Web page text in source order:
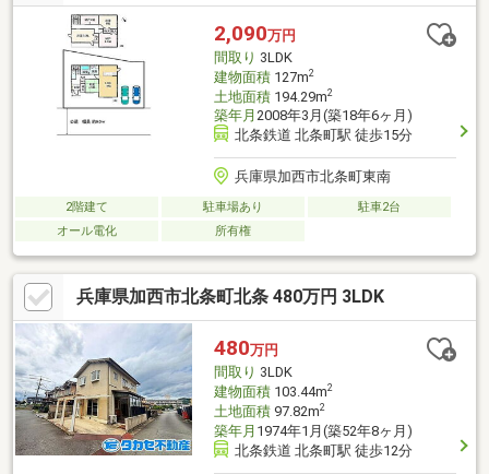
2,090万円
間取り 3LDK
建物面積127m2
土地面積194.29m2
築年月 2008年3月(築18年6ヶ月)
北条鉄道 北条町駅 徒歩15分
兵庫県加西市北条町東南
2階建て 駐車場あり
駐車2台
オール電化
所有権
兵庫県加西市北条町北条 480万円 3LDK
480万円
間取り 3LDK
建物面積103.44m2
土地面積97.82m2
築年月 1974年1月(築52年8ヶ月)
北条鉄道 北条町駅 徒歩12分